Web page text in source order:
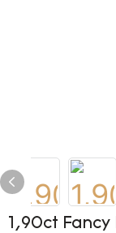
1,90ct Fancy